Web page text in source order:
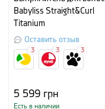
Babyliss Straight&Curl
Titanium
Оставить отзыв
5 599 грн
Есть в наличии
3 3 3